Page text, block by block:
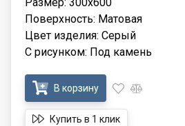
Поверхность: Матовая
Цвет изделия: Серый
С рисунком: Под камень
В корзину
Купить в 1 клик